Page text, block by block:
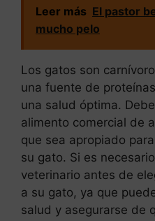
Leer más El pastor
mucho pelo
Los gatos son
una fuente de
una salud óptima.
alimento comercial de
que sea apropiado
su gato. Si es
veterinario antes de
a su gato, ya que
salud y asegurarse de